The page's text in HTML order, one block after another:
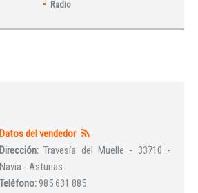
Radio
Datos del vendedor
Dirección:Travesía del Muelle - 33710 -
Navia - Asturias
Teléfono:985 631 885